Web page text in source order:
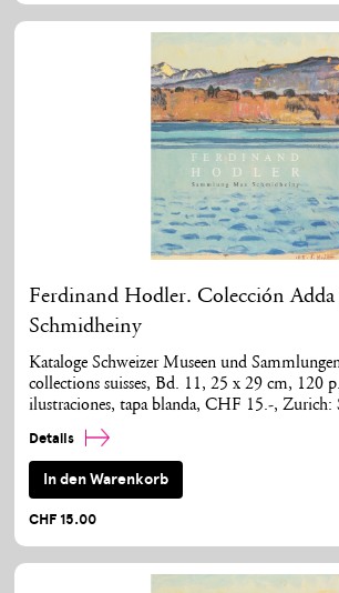
Ferdinand Hodler. Colección
Schmidheiny
Kataloge Schweizer Museen und
collections suisses, Bd. 11, 25 x 29 cm, 120
ilustraciones, tapa blanda, CHF 15.-,
Details
In den Warenkorb
CHF 15.00